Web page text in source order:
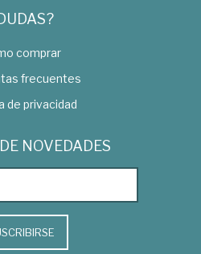
comprar
frecuentes
de privacidad
NOVEDADES